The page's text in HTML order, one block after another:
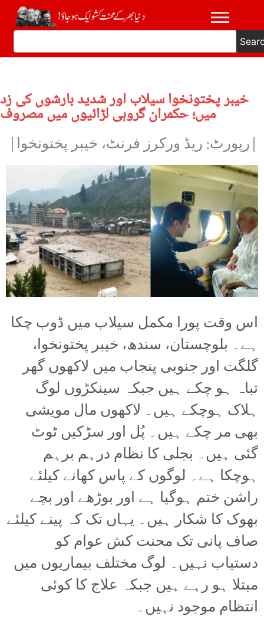
خیبر پختونخوا سیلاب اور شدید بارشوں کی زد
میں؛ حکمران گروہی لڑائیوں میں مصروف
|رپورٹ: ریڈ ورکرز فرنٹ، خیبر پختونخوا|
اس وقت پورا مکمل سیلاب میں ڈوب چکا
ہے۔ بلوچستان، سندھ، خیبر پختونخوا،
گلگت اور جنوبی پنجاب میں لاکھوں گھر
تباہ ہو چکے ہیں جبکہ سینکڑوں لوگ
ہلاک ہوچکے ہیں۔ لاکھوں مال مویشی
بھی مر چکے ہیں۔ پُل اور سڑکیں ٹوٹ
گئی ہیں۔ بجلی کا نظام درہم برہم
ہوچکا ہے۔ لوگوں کے پاس کھانے کیلئے
راشن ختم ہوگیا ہے اور بوڑھے اور بچے
بھوک کا شکار ہیں۔ یہاں تک کہ پینے کیلئے
صاف پانی تک محنت کش عوام کو
دستیاب نہیں۔ لوگ مختلف بیماریوں میں
مبتلا ہو رہے ہیں جبکہ علاج کا کوئی
انتظام موجود نہیں۔